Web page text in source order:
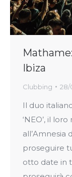
Ibiza
Clubbing 28/
Il duo
‘NEO’, il
all’Amnesia
proseguire
otto date in